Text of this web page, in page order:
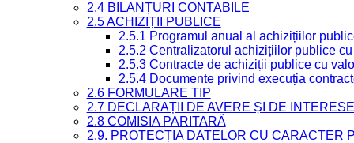
2.4 BILANȚURI CONTABILE
2.5 ACHIZIȚII PUBLICE
2.5.1 Programul anual al achizițiilor
2.5.2 Centralizatorul achizițiilor publice
2.5.3 Contracte de achiziții publice cu
2.5.4 Documente privind execuția
2.6 FORMULARE TIP
2.7 DECLARAȚII DE AVERE ȘI DE INTERESE
2.8 COMISIA PARITARĂ
2.9. PROTECȚIA DATELOR CU CARACTER